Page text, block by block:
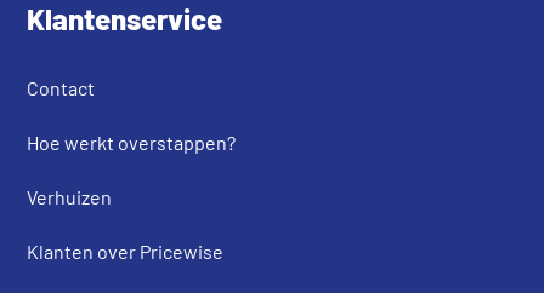
Klantenservice
Contact
Hoe werkt overstappen?
Verhuizen
Klanten over Pricewise